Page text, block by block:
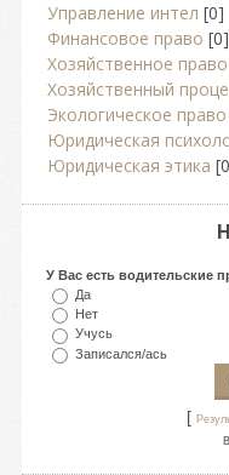
Управление интел [0]
Финансовое право [0]
Хозяйственное право
Хозяйственный
Экологическое право
Юридическая
Юридическая этика
У Вас есть водительские
Да
Нет
Учусь
Записался/ась
[